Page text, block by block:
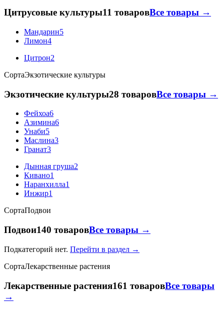
Цитрусовые культуры11 товаровВсе товары →
Мандарин5
Лимон4
Цитрон2
СортаЭкзотические культуры
Экзотические культуры28 товаровВсе товары →
Фейхоа6
Азимина6
Унаби5
Маслина3
Гранат3
Дынная груша2
Кивано1
Наранхилла1
Инжир1
СортаПодвои
Подвои140 товаровВсе товары →
Подкатегорий нет. Перейти в раздел →
СортаЛекарственные растения
Лекарственные растения161 товаровВсе товары
→